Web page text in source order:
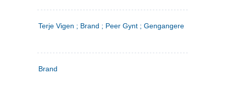
Terje Vigen ; Brand ; Peer Gynt ; Gengangere
Brand